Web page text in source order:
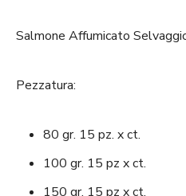
Salmone Affumicato
Pezzatura:
80 gr. 15 pz. x ct.
100 gr. 15 pz x ct.
150 gr. 15 pz x ct.